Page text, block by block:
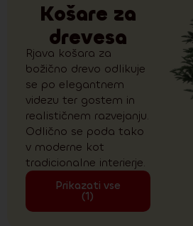
Košare za
drevesa
Rjava košara za
božično drevo odlikuje
se po elegantnem
videzu ter gostem in
realističnem razvejanju.
Odlično se poda tako
v moderne kot
tradicionalne interierje.
Prikazati vse
(1)